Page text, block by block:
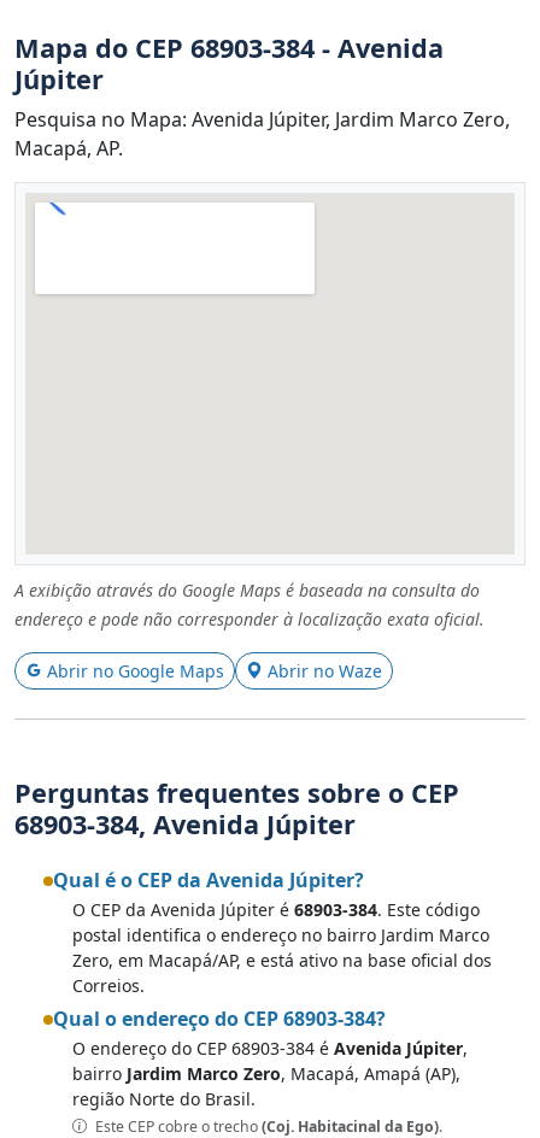
Mapa do CEP 68903-384 - Avenida
Júpiter
Pesquisa no Mapa: Avenida Júpiter, Jardim Marco Zero,
Macapá, AP.
A exibição através do Google Maps é baseada na consulta do
endereço e pode não corresponder à localização exata oficial.
Abrir no Google Maps Abrir no Waze
Perguntas frequentes sobre o CEP
68903-384, Avenida Júpiter
Qual é o CEP da Avenida Júpiter?
O CEP da Avenida Júpiter é 68903-384. Este código
postal identifica o endereço no bairro Jardim Marco
Zero, em Macapá/AP, e está ativo na base oficial dos
Correios.
Qual o endereço do CEP 68903-384?
O endereço do CEP 68903-384 é Avenida Júpiter,
bairro Jardim Marco Zero, Macapá, Amapá (AP),
região Norte do Brasil.
Este CEP cobre o trecho(Coj. Habitacinal da Ego).